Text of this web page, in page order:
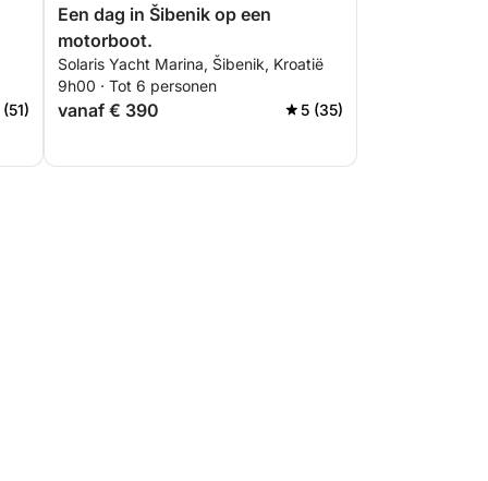
Een dag in Šibenik op een
motorboot.
Solaris Yacht Marina, Šibenik, Kroatië
9h00 · Tot 6 personen
vanaf € 390 5 (35)